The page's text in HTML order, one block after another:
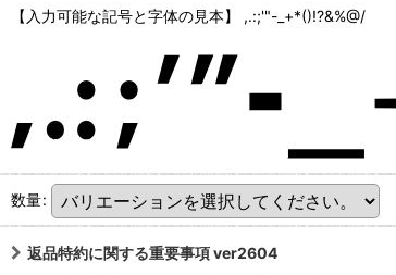
【入力可能な記号と字体の見本】 ,.:;'"-_+*()!?&%@/
数量:
返品特約に関する重要事項 ver2604